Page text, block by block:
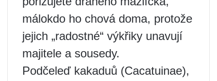
málokdo ho chová doma, protože
jejich „radostné“ výkřiky unavují
majitele a sousedy.
Podčeleď kakaduů (Cacatuinae),